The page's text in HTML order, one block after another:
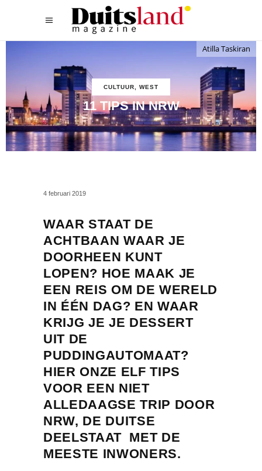
Atilla Taskiran
CULTUUR, WEST
11 TIPS IN NRW
4 februari 2019
WAAR STAAT DE
ACHTBAAN WAAR JE
DOORHEEN KUNT
LOPEN? HOE MAAK JE
EEN REIS OM DE WERELD
IN ÉÉN DAG? EN WAAR
KRIJG JE JE DESSERT
UIT DE
PUDDINGAUTOMAAT?
HIER ONZE ELF TIPS
VOOR EEN NIET
ALLEDAAGSE TRIP DOOR
NRW, DE DUITSE
DEELSTAAT MET DE
MEESTE INWONERS.